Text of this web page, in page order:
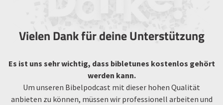
Vielen Dank für deine Unterstützung
Es ist uns sehr wichtig, dass bibletunes kostenlos gehört
werden kann.
Um unseren Bibelpodcast mit dieser hohen Qualität
anbieten zu können, müssen wir professionell arbeiten und